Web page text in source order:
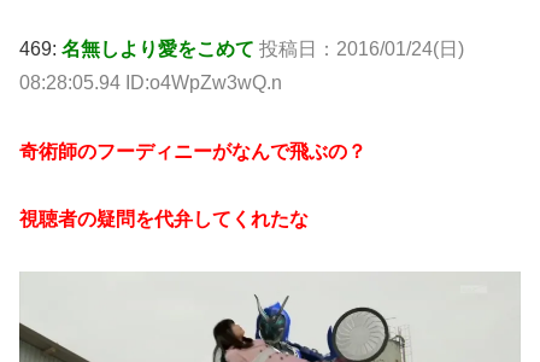
469: 名無しより愛をこめて 投稿日：2016/01/24(日)
08:28:05.94 ID:o4WpZw3wQ.n
奇術師のフーディニーがなんで飛ぶの？
視聴者の疑問を代弁してくれたな